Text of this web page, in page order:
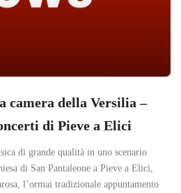
camera della Versilia –
di Pieve a Elici
di grande qualità in uno scenario
di San Pantaleone a Pieve a Elici,
l’ormai tradizionale appuntamento